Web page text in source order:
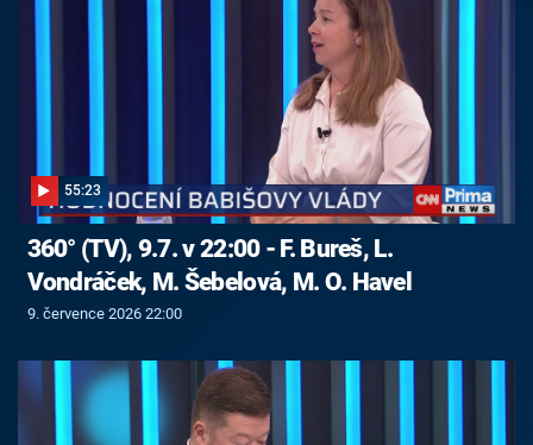
55:23
360° (TV), 9.7. v 22:00 - F. Bureš, L.
Vondráček, M. Šebelová, M. O. Havel
9. července 2026 22:00